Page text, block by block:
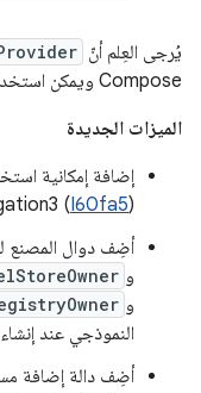
يُرجى العِلم أنّ
Compose ويمكن استخدامه مع الأنشطة و/أو الأجزاء و/أو طرق العرض.
الميزات الجديدة
(I60fa5)
أضِف دوال المصنع
و
و
النموذجي عند